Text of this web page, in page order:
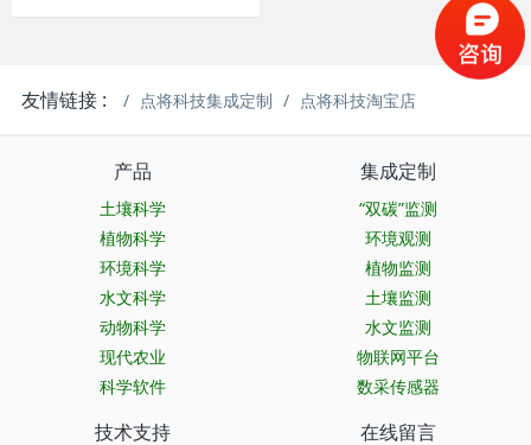
友情链接 : 点将科技集成定制 点将科技淘宝店
产品
土壤科学
植物科学
环境科学
水文科学
动物科学
现代农业
科学软件
集成定制
“双碳”监测
环境观测
植物监测
土壤监测
水文监测
物联网平台
数采传感器
技术支持 在线留言